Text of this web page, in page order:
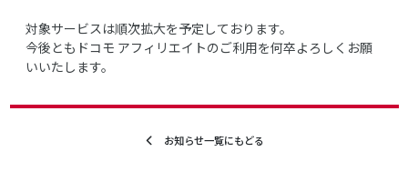
対象サービスは順次拡大を予定しております。
今後ともドコモ アフィリエイトのご利用を何卒よろしくお願
いいたします。
お知らせ一覧にもどる